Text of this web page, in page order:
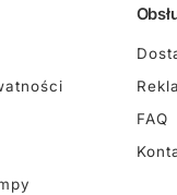
FAQ